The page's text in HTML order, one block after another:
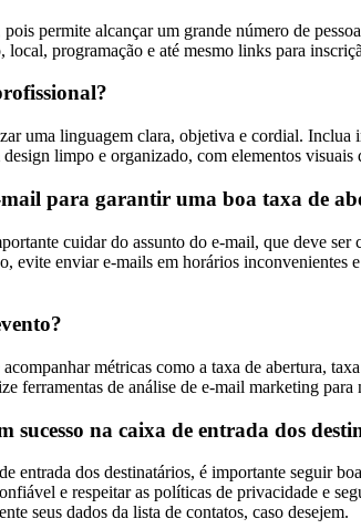
permite alcançar um grande número de
programação e até mesmo links para
uma linguagem clara, objetiva e cordial.
limpo e organizado, com elementos
para garantir uma boa taxa de
cuidar do assunto do e-mail, que deve
evite enviar e-mails em horários
métricas como a taxa de abertura,
de análise de e-mail marketing
na caixa de entrada dos
entrada dos destinatários, é importante seguir
e respeitar as políticas de privacidade e
seus dados da lista de contatos, caso desejem.